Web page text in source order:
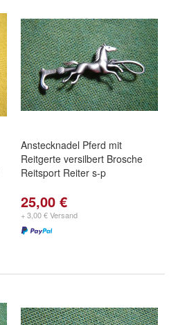
Anstecknadel Pferd mit
Reitgerte versilbert Brosche
Reitsport Reiter s-p
25,00 €
+ 3,00 € Versand